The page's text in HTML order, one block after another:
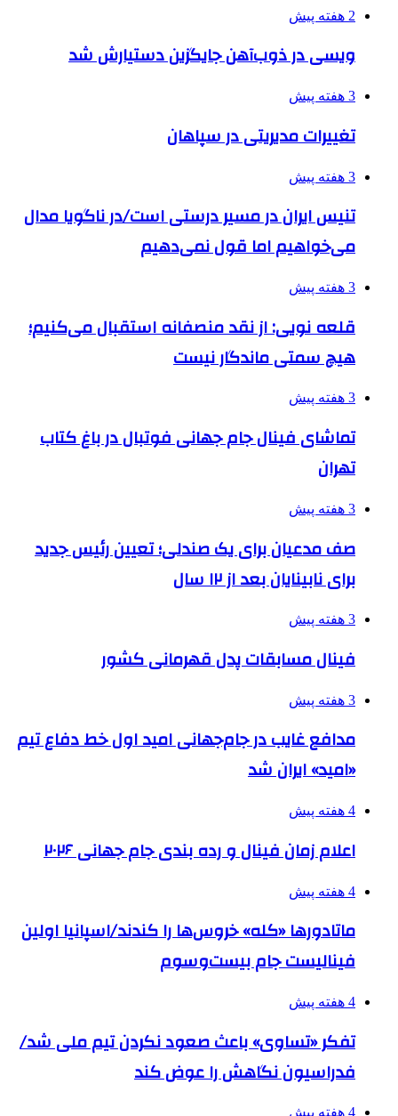
2 هفته پیش
ویسی در ذوب‌آهن جایگزین دستیارش شد
3 هفته پیش
تغییرات مدیریتی در سپاهان
3 هفته پیش
تنیس ایران در مسیر درستی است/در ناگویا مدال
می‌خواهیم اما قول نمی‌دهیم
3 هفته پیش
قلعه نویی: از نقد منصفانه استقبال می‌کنیم؛
هیچ سمتی ماندگار نیست
3 هفته پیش
تماشای فینال جام جهانی فوتبال در باغ کتاب
تهران
3 هفته پیش
صف مدعیان برای یک صندلی؛ تعیین رئیس جدید
برای نابینایان بعد از ۱۲ سال
3 هفته پیش
فینال مسابقات پدل قهرمانی کشور
3 هفته پیش
مدافع غایب در جام‌جهانی امید اول خط دفاع تیم
«امید» ایران شد
4 هفته پیش
اعلام زمان فینال و رده بندی جام جهانی ۲۰۲۶
4 هفته پیش
ماتادورها «کله» خروس‌ها را کندند/اسپانیا اولین
فینالیست جام بیست‌وسوم
4 هفته پیش
تفکر «تساوی» باعث صعود نکردن تیم ملی شد/
فدراسیون نگاهش را عوض کند
4 هفته پیش